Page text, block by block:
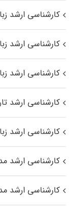
کارشناسی ارشد
کارشناسی ارشد
کارشناسی ارشد
کارشناسی ارشد
کارشناسی ارشد
کارشناسی ارشد
کارشناسی ارشد